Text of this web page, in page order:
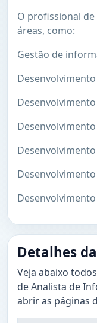
O profissional
áreas, como:
Gestão de
Detalhes
Veja abaixo
de Analista de
abrir as páginas